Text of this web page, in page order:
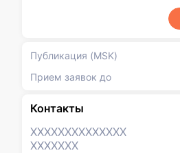
Публикация (MSK)
Прием заявок до
Контакты
XXXXXXXXXXXXXX
XXXXXXX